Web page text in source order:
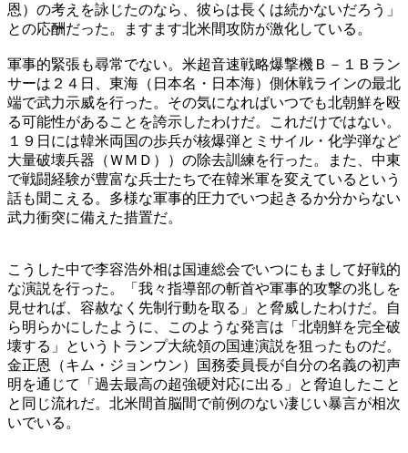
恩）の考えを詠じたのなら、彼らは長くは続かないだろう」
との応酬だった。ますます北米間攻防が激化している。
軍事的緊張も尋常でない。米超音速戦略爆撃機Ｂ－１Ｂラン
サーは２４日、東海（日本名・日本海）側休戦ラインの最北
端で武力示威を行った。その気になればいつでも北朝鮮を殴
る可能性があることを誇示したわけだ。これだけではない。
１９日には韓米両国の歩兵が核爆弾とミサイル・化学弾など
大量破壊兵器（ＷＭＤ））の除去訓練を行った。また、中東
で戦闘経験が豊富な兵士たちで在韓米軍を変えているという
話も聞こえる。多様な軍事的圧力でいつ起きるか分からない
武力衝突に備えた措置だ。
こうした中で李容浩外相は国連総会でいつにもまして好戦的
な演説を行った。「我々指導部の斬首や軍事的攻撃の兆しを
見せれば、容赦なく先制行動を取る」と脅威したわけだ。自
ら明らかにしたように、このような発言は「北朝鮮を完全破
壊する」というトランプ大統領の国連演説を狙ったものだ。
金正恩（キム・ジョンウン）国務委員長が自分の名義の初声
明を通じて「過去最高の超強硬対応に出る」と脅迫したこと
と同じ流れだ。北米間首脳間で前例のない凄じい暴言が相次
いでいる。